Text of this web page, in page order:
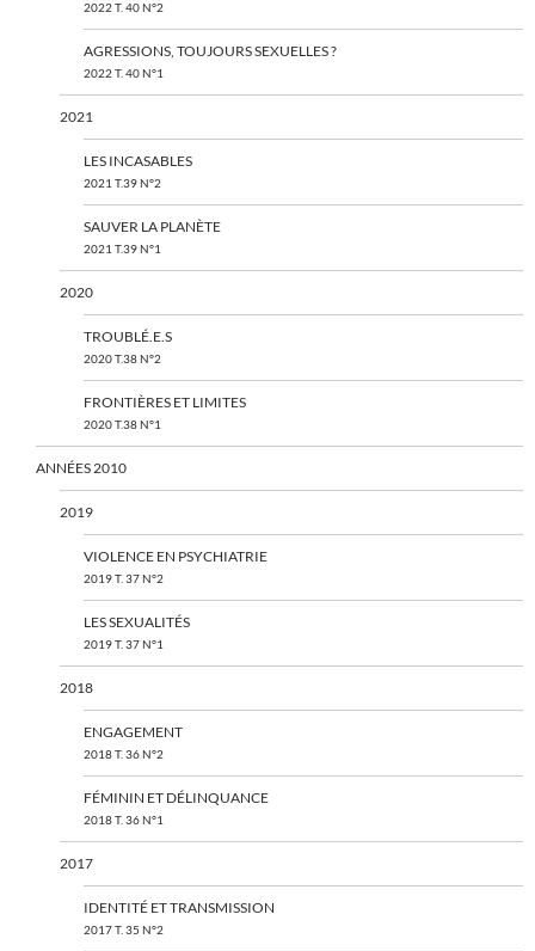
2022 T. 40 N°2
AGRESSIONS, TOUJOURS SEXUELLES ?
2022 T. 40 N°1
2021
LES INCASABLES
2021 T.39 N°2
SAUVER LA PLANÈTE
2021 T.39 N°1
2020
TROUBLÉ.E.S
2020 T.38 N°2
FRONTIÈRES ET LIMITES
2020 T.38 N°1
ANNÉES 2010
2019
VIOLENCE EN PSYCHIATRIE
2019 T. 37 N°2
LES SEXUALITÉS
2019 T. 37 N°1
2018
ENGAGEMENT
2018 T. 36 N°2
FÉMININ ET DÉLINQUANCE
2018 T. 36 N°1
2017
IDENTITÉ ET TRANSMISSION
2017 T. 35 N°2